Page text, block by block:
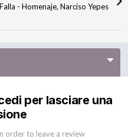
- Homenaje, Narciso Yepes
per lasciare una
order to leave a review